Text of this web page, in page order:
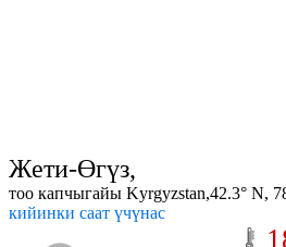
Жети-Өгүз,
тоо капчыгайы Kyrgyzstan,42.3° N,
кийинки саат үчүнас